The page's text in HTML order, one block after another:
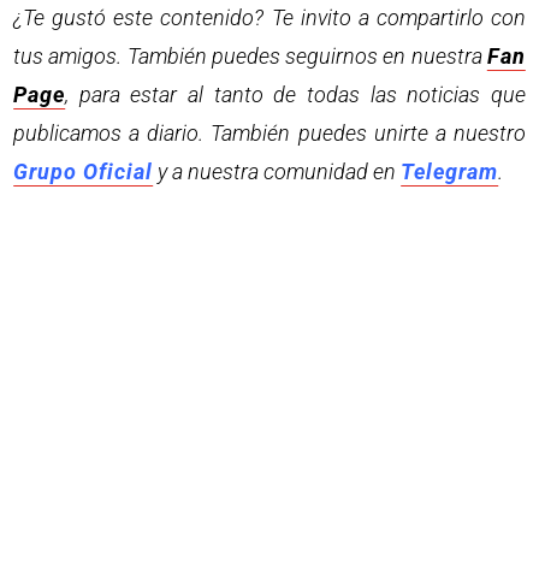
¿Te gustó este contenido? Te invito a compartirlo con
tus amigos. También puedes seguirnos en nuestraFan
Page, para estar al tanto de todas las noticias que
publicamos a diario. También puedes unirte a nuestro
Grupo Oficial y a nuestra comunidad en Telegram.